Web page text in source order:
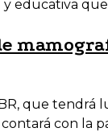
educativa
que tendrá
con la